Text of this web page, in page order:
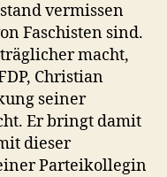
vermissen
Faschisten sind.
macht,
Christian
seiner
Er bringt damit
dieser
Parteikollegin